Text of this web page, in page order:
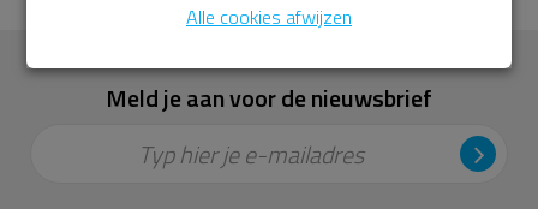
Meld je aan voor de nieuwsbrief
Typ hier je e-mailadres
Alle cookies afwijzen